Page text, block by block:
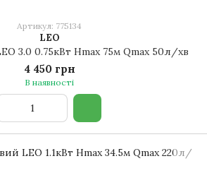
Артикул: 775134
LEO
3.0 0.75кВт Hmax 75м Qmax 50л/хв
4 450 грн
В наявності